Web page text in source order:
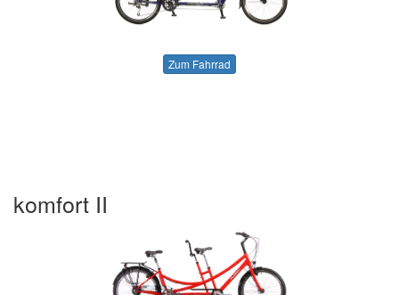
Zum Fahrrad
komfort II